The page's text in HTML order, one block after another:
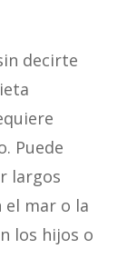
decirte
Puede
largos
el mar o la
los hijos o